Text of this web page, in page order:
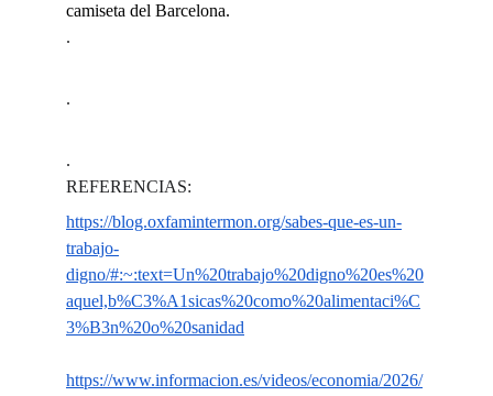
camiseta del Barcelona.
.
.
.
REFERENCIAS:
https://blog.oxfamintermon.org/sabes-que-es-un-
trabajo-
digno/#:~:text=Un%20trabajo%20digno%20es%20
aquel,b%C3%A1sicas%20como%20alimentaci%C
3%B3n%20o%20sanidad
https://www.informacion.es/videos/economia/2026/